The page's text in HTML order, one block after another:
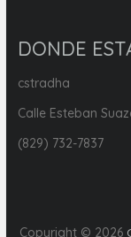
DONDE
cstradha
Calle Esteban
(829) 732-7837
Copyright © 2026